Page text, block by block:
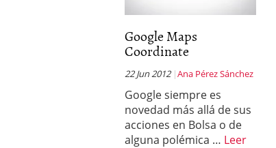
Google Maps
Coordinate
22 Jun 2012 Ana Pérez Sánchez
Google siempre es
novedad más allá de sus
acciones en Bolsa o de
alguna polémica … Leer